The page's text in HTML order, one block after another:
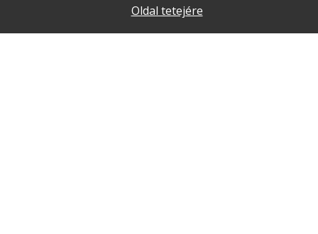
Oldal tetejére